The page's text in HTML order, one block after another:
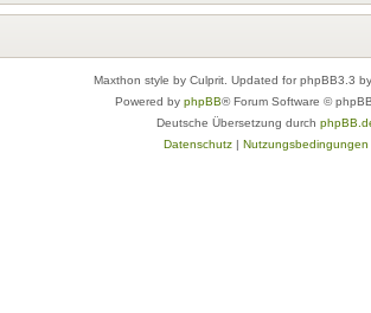
Maxthon style by Culprit. Updated for phpBB3.3 by
Powered by phpBB® Forum Software ©
Deutsche Übersetzung durch
Datenschutz| Nutzungsbedingungen